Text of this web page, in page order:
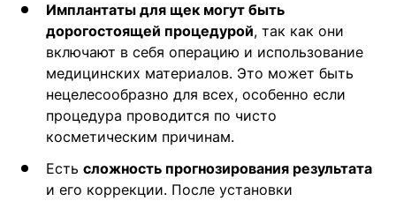
Имплантаты для щек могут быть
дорогостоящей процедурой, так как они
включают в себя операцию и использование
медицинских материалов. Это может быть
нецелесообразно для всех, особенно если
процедура проводится по чисто
косметическим причинам.
Есть сложность прогнозирования результата
и его коррекции. После установки